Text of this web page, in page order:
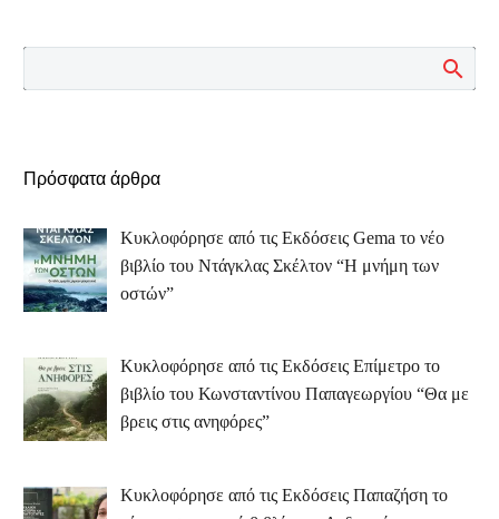
Πρόσφατα άρθρα
Κυκλοφόρησε από τις Εκδόσεις Gema το νέο
βιβλίο του Ντάγκλας Σκέλτον “Η μνήμη των
οστών”
Κυκλοφόρησε από τις Εκδόσεις Επίμετρο το
βιβλίο του Κωνσταντίνου Παπαγεωργίου “Θα με
βρεις στις ανηφόρες”
Κυκλοφόρησε από τις Εκδόσεις Παπαζήση το